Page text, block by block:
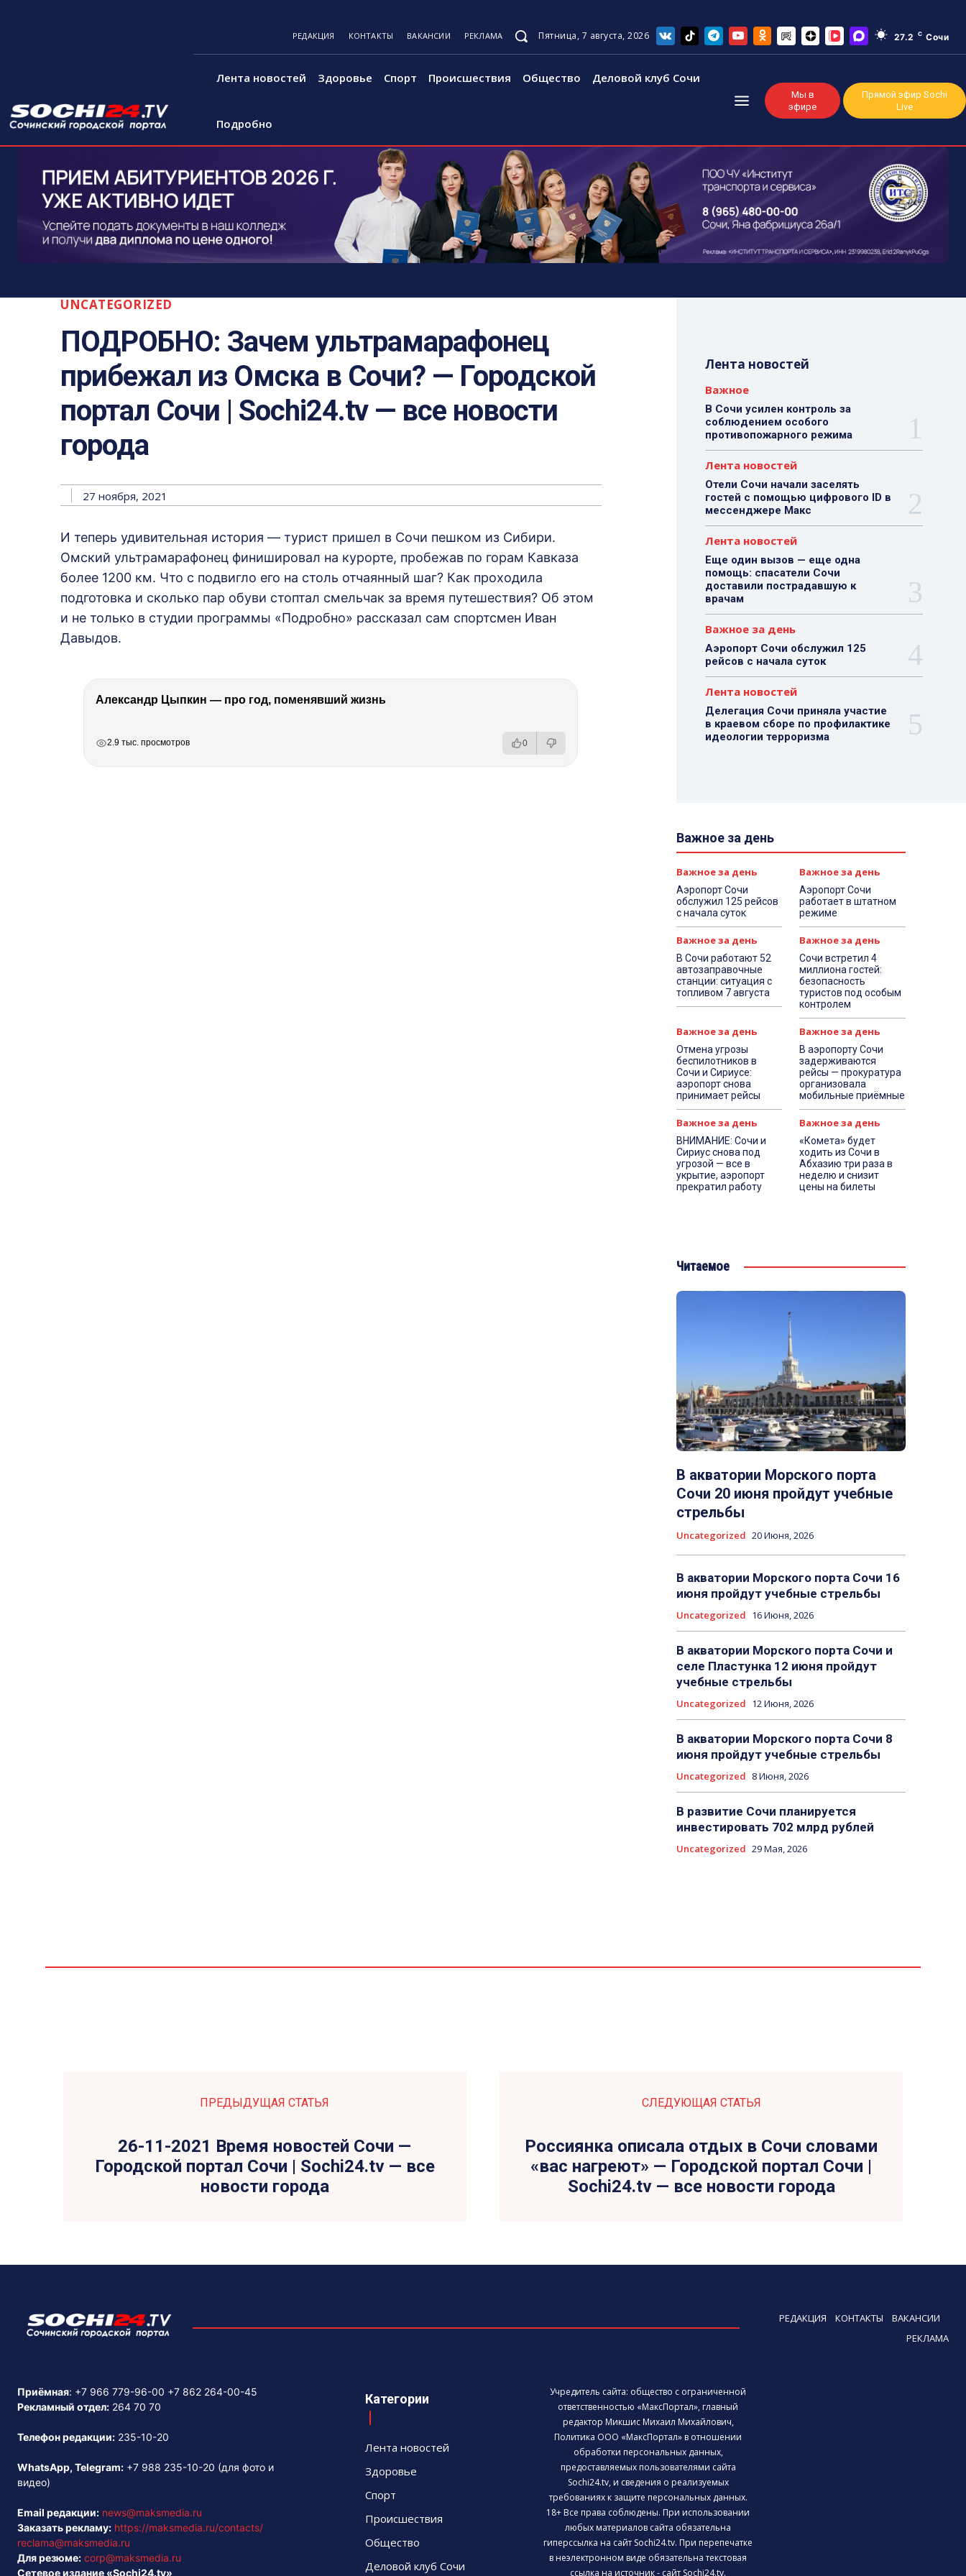
РЕДАКЦИЯ КОНТАКТЫ ВАКАНСИИ РЕКЛАМА Пятница, 7 августа, 2026 27.2 C Сочи
Лента новостей Здоровье Спорт Происшествия Общество Деловой клуб Сочи
Подробно
Мы в
эфире
Прямой эфир Sochi
Live
UNCATEGORIZED
ПОДРОБНО: Зачем ультрамарафонец
прибежал из Омска в Сочи? — Городской
портал Сочи | Sochi24.tv — все новости
города
27 ноября, 2021
И теперь удивительная история — турист пришел в Сочи пешком из Сибири.
Омский ультрамарафонец финишировал на курорте, пробежав по горам Кавказа
более 1200 км. Что с подвигло его на столь отчаянный шаг? Как проходила
подготовка и сколько пар обуви стоптал смельчак за время путешествия? Об этом
и не только в студии программы «Подробно» рассказал сам спортсмен Иван
Давыдов.
Александр Цыпкин — про год, поменявший жизнь
2.9 тыс. просмотров 0
Лента новостей
Важное
В Сочи усилен контроль за
соблюдением особого
противопожарного режима
Лента новостей
Отели Сочи начали заселять
гостей с помощью цифрового ID в
мессенджере Макс
Лента новостей
Еще один вызов — еще одна
помощь: спасатели Сочи
доставили пострадавшую к
врачам
Важное за день
Аэропорт Сочи обслужил 125
рейсов с начала суток
Лента новостей
Делегация Сочи приняла участие
в краевом сборе по профилактике
идеологии терроризма
Важное за день
Важное за день
Аэропорт Сочи
обслужил 125 рейсов
с начала суток
Важное за день
Аэропорт Сочи
работает в штатном
режиме
Важное за день
В Сочи работают 52
автозаправочные
станции: ситуация с
топливом 7 августа
Важное за день
Сочи встретил 4
миллиона гостей:
безопасность
туристов под особым
контролем
Важное за день
Отмена угрозы
беспилотников в
Сочи и Сириусе:
аэропорт снова
принимает рейсы
Важное за день
В аэропорту Сочи
задерживаются
рейсы — прокуратура
организовала
мобильные приёмные
Важное за день
ВНИМАНИЕ: Сочи и
Сириус снова под
угрозой — все в
укрытие, аэропорт
прекратил работу
Важное за день
«Комета» будет
ходить из Сочи в
Абхазию три раза в
неделю и снизит
цены на билеты
Читаемое
В акватории Морского порта
Сочи 20 июня пройдут учебные
стрельбы
Uncategorized 20 Июня, 2026
В акватории Морского порта Сочи 16
июня пройдут учебные стрельбы
Uncategorized 16 Июня, 2026
В акватории Морского порта Сочи и
селе Пластунка 12 июня пройдут
учебные стрельбы
Uncategorized 12 Июня, 2026
В акватории Морского порта Сочи 8
июня пройдут учебные стрельбы
Uncategorized 8 Июня, 2026
В развитие Сочи планируется
инвестировать 702 млрд рублей
Uncategorized 29 Мая, 2026
ПРЕДЫДУЩАЯ СТАТЬЯ
26-11-2021 Время новостей Сочи —
Городской портал Сочи | Sochi24.tv — все
новости города
СЛЕДУЮЩАЯ СТАТЬЯ
Россиянка описала отдых в Сочи словами
«вас нагреют» — Городской портал Сочи |
Sochi24.tv — все новости города
РЕДАКЦИЯ КОНТАКТЫ
ВАКАНСИИ
РЕКЛАМА
Приёмная: +7 966 779-96-00 +7 862 264-00-45
Рекламный отдел: 264 70 70
Телефон редакции: 235-10-20
WhatsApp, Telegram: +7 988 235-10-20 (для фото и
видео)
Email редакции: news@maksmedia.ru
Заказать рекламу: https://maksmedia.ru/contacts/
reclama@maksmedia.ru
Для резюме: corp@maksmedia.ru
Сетевое издание «Sochi24.tv»
Категории
Лента новостей
Здоровье
Спорт
Происшествия
Общество
Деловой клуб Сочи
Учредитель сайта: общество с ограниченной
ответственностью «МаксПортал», главный
редактор Микшис Михаил Михайлович,
Политика ООО «МаксПортал» в отношении
обработки персональных данных,
предоставляемых пользователями сайта
Sochi24.tv, и сведения о реализуемых
требованиях к защите персональных данных.
18+ Все права соблюдены. При использовании
любых материалов сайта обязательна
гиперссылка на сайт Sochi24.tv. При перепечатке
в неэлектронном виде обязательна текстовая
ссылка на источник - сайт Sochi24.tv.